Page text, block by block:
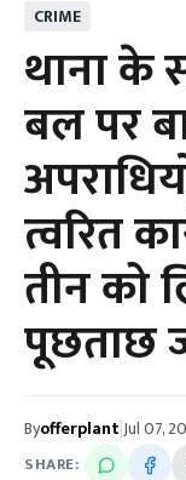
CRIME
थाना के
बल पर
त्वरित
तीन को
पूछताछ
Byofferplant|Jul 07,
SHARE: